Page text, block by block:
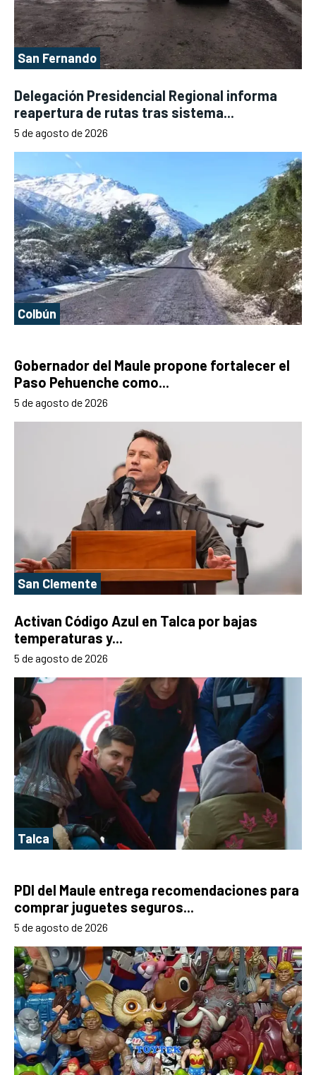
San Fernando
Delegación Presidencial Regional informa
reapertura de rutas tras sistema...
5 de agosto de 2026
Colbún
Gobernador del Maule propone fortalecer el
Paso Pehuenche como...
5 de agosto de 2026
San Clemente
Activan Código Azul en Talca por bajas
temperaturas y...
5 de agosto de 2026
Talca
PDI del Maule entrega recomendaciones para
comprar juguetes seguros...
5 de agosto de 2026